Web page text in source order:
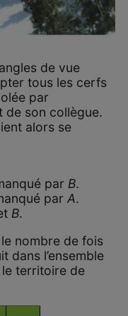
de vue
tous les cerfs
par
de son collègue.
alors se
par B.
par A.
B.
nombre de fois
dans l’ensemble
territoire de